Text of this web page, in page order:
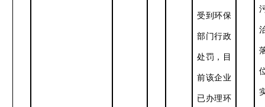
受到环保
部门行政
处罚，目
前该企业
已办理环